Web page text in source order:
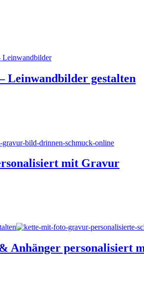
Leinwandbilder gestalten
mit Gravur
Anhänger personalisiert